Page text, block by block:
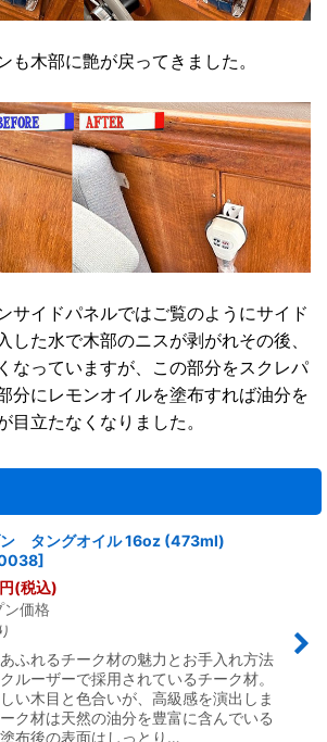
も木部に艶が戻ってきました。
サイドパネルではご覧のようにサイド
した水で木部のニスが剥がれその後、
なっていますが、この部分をスクレパ
分にレモンオイルを塗布すれば油分を
目立たなくなりました。
ン タングオイル 16oz (473ml)
]
円(税込)
ン価格
ふれるチーク材の魅力とお手入れ方法
ルーザーで採用されているチーク材。
い木目と色合いが、高級感を演出しま
ク材は天然の油分を豊富に含んでいる
布後の表面はしっとり…